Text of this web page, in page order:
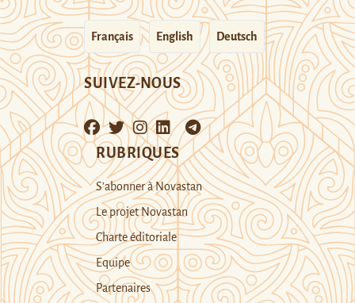
Français English Deutsch
SUIVEZ-NOUS
RUBRIQUES
S’abonner à Novastan
Le projet Novastan
Charte éditoriale
Equipe
Partenaires